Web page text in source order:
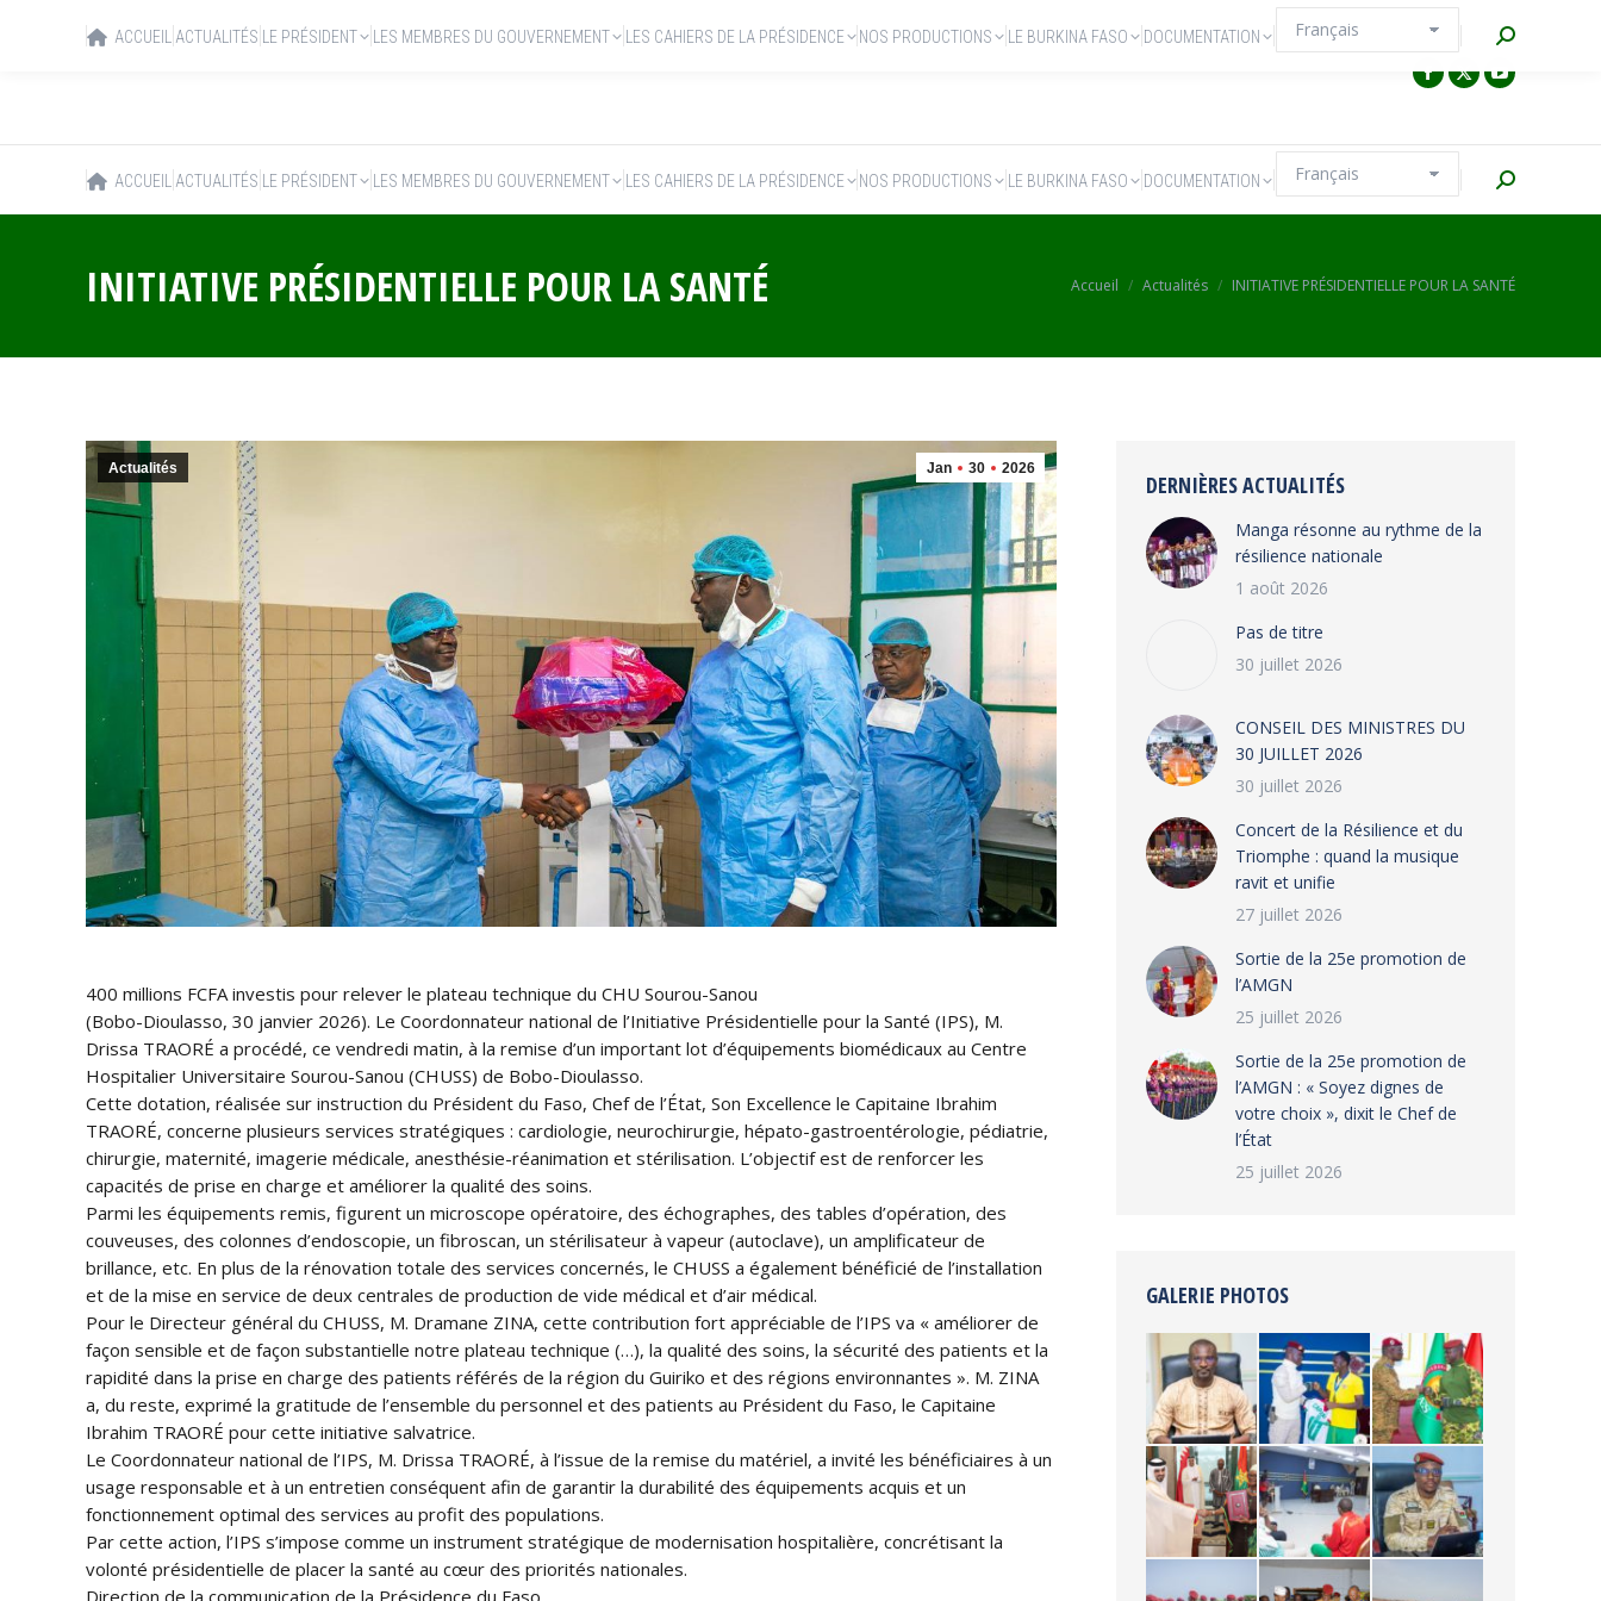
ACCUEIL ACTUALITÉS LE PRÉSIDENT LES MEMBRES DU GOUVERNEMENT LES CAHIERS DE LA PRÉSIDENCE NOS PRODUCTIONS LE BURKINA FASO DOCUMENTATION Recherche
INITIATIVE PRÉSIDENTIELLE POUR LA SANTÉ Vous êtes ici :
Accueil Actualités INITIATIVE PRÉSIDENTIELLE POUR LA SANTÉ
Jan 30 2026
Actualités
400 millions FCFA investis pour relever le plateau technique du CHU Sourou-Sanou
(Bobo-Dioulasso, 30 janvier 2026). Le Coordonnateur national de l’Initiative Présidentielle pour la Santé (IPS), M.
Drissa TRAORÉ a procédé, ce vendredi matin, à la remise d’un important lot d’équipements biomédicaux au Centre
Hospitalier Universitaire Sourou-Sanou (CHUSS) de Bobo-Dioulasso.
Cette dotation, réalisée sur instruction du Président du Faso, Chef de l’État, Son Excellence le Capitaine Ibrahim
TRAORÉ, concerne plusieurs services stratégiques : cardiologie, neurochirurgie, hépato-gastroentérologie, pédiatrie,
chirurgie, maternité, imagerie médicale, anesthésie-réanimation et stérilisation. L’objectif est de renforcer les
capacités de prise en charge et améliorer la qualité des soins.
Parmi les équipements remis, figurent un microscope opératoire, des échographes, des tables d’opération, des
couveuses, des colonnes d’endoscopie, un fibroscan, un stérilisateur à vapeur (autoclave), un amplificateur de
brillance, etc. En plus de la rénovation totale des services concernés, le CHUSS a également bénéficié de l’installation
et de la mise en service de deux centrales de production de vide médical et d’air médical.
Pour le Directeur général du CHUSS, M. Dramane ZINA, cette contribution fort appréciable de l’IPS va « améliorer de
façon sensible et de façon substantielle notre plateau technique (…), la qualité des soins, la sécurité des patients et la
rapidité dans la prise en charge des patients référés de la région du Guiriko et des régions environnantes ». M. ZINA
a, du reste, exprimé la gratitude de l’ensemble du personnel et des patients au Président du Faso, le Capitaine
Ibrahim TRAORÉ pour cette initiative salvatrice.
Le Coordonnateur national de l’IPS, M. Drissa TRAORÉ, à l’issue de la remise du matériel, a invité les bénéficiaires à un
usage responsable et à un entretien conséquent afin de garantir la durabilité des équipements acquis et un
fonctionnement optimal des services au profit des populations.
Par cette action, l’IPS s’impose comme un instrument stratégique de modernisation hospitalière, concrétisant la
volonté présidentielle de placer la santé au cœur des priorités nationales.
Direction de la communication de la Présidence du Faso
DERNIÈRES ACTUALITÉS
Manga résonne au rythme de la
résilience nationale
1 août 2026
Pas de titre
30 juillet 2026
CONSEIL DES MINISTRES DU
30 JUILLET 2026
30 juillet 2026
‎​Concert de la Résilience et du
Triomphe : quand la musique
ravit et unifie
27 juillet 2026
‎Sortie de la 25e promotion de
l’AMGN
25 juillet 2026
‎Sortie de la 25e promotion de
l’AMGN : « Soyez dignes de
votre choix », dixit le Chef de
l’État
25 juillet 2026
GALERIE PHOTOS
ACCUEIL ACTUALITÉS LE PRÉSIDENT LES MEMBRES DU GOUVERNEMENT LES CAHIERS DE LA PRÉSIDENCE NOS PRODUCTIONS LE BURKINA FASO DOCUMENTATION Recherche